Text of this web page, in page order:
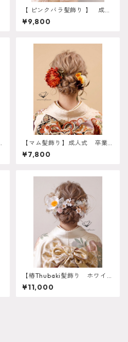
【 ピンクバラ髪飾り 】 成人
式 卒業式 振袖 袴 結婚式 オー
ダーメイド対応】成人式 卒業
¥9,800
【マム髪飾り】成人式 卒業
式 結婚式 k-0082
¥7,800
【椿Thubaki髪飾り ホワイ
ト】振袖 成人式 k-0163
¥11,000